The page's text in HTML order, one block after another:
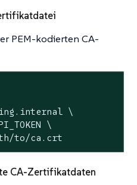
PEM-kodierten CA-
\
\
to/ca.crt
CA-Zertifikatdaten